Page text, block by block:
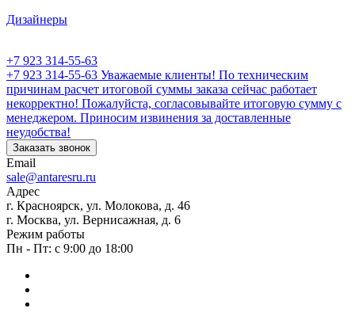
Дизайнеры
+7 923 314-55-63
+7 923 314-55-63 Уважаемые клиенты! По техническим
причинам расчет итоговой суммы заказа сейчас работает
некорректно! Пожалуйста, согласовывайте итоговую сумму с
менеджером. Приносим извинения за доставленные
неудобства!
Заказать звонок
Email
sale@antaresru.ru
Адрес
г. Красноярск, ул. Молокова, д. 46
г. Москва, ул. Вернисажная, д. 6
Режим работы
Пн - Пт: с 9:00 до 18:00